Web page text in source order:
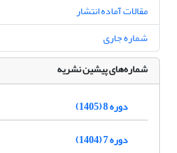
مقالات آماده انتشار
شماره جاری
شماره‌های پیشین نشریه
دوره 8 (1405)
دوره 7 (1404)